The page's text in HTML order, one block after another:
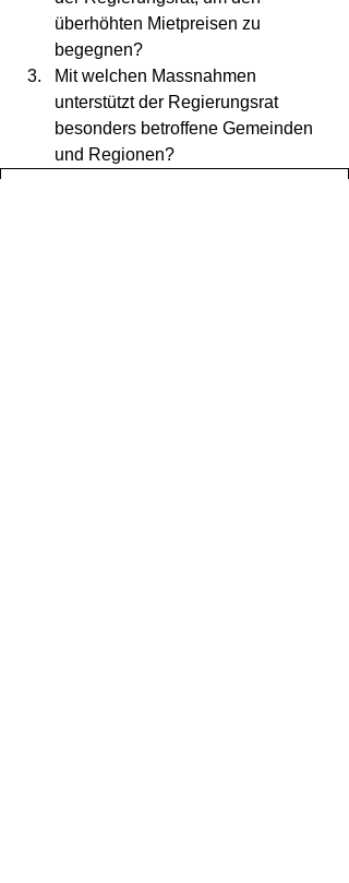
überhöhten Mietpreisen zu
begegnen?
Mit welchen Massnahmen
unterstützt der Regierungsrat
besonders betroffene Gemeinden
und Regionen?